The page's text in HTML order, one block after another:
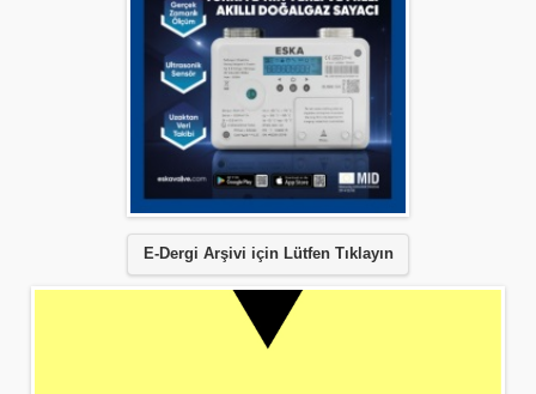
E-Dergi Arşivi için Lütfen Tıklayın